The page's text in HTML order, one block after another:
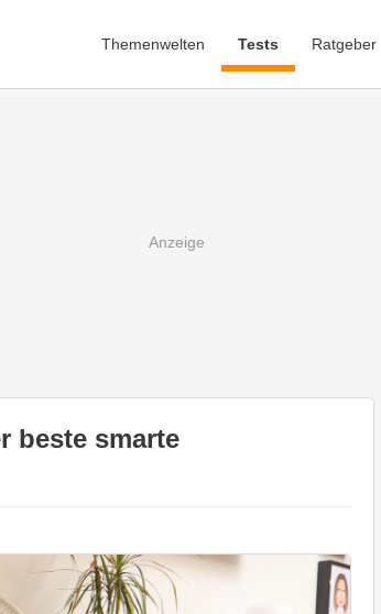
Themenwelten Tests Ratgeber
beste smarte